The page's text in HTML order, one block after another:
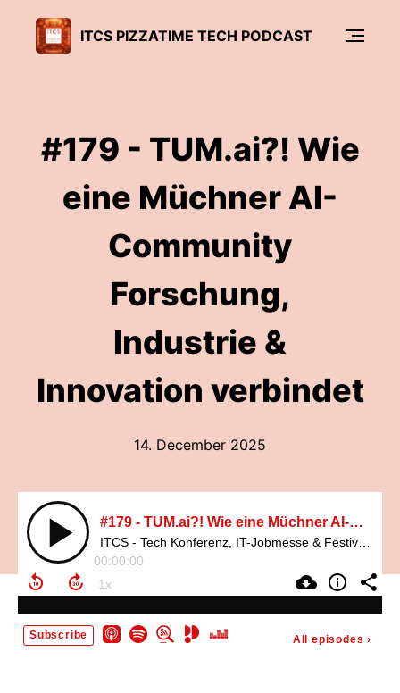
ITCS PIZZATIME TECH PODCAST
#179 - TUM.ai?! Wie
eine Müchner AI-
Community
Forschung,
Industrie &
Innovation verbindet
14. December 2025
#179 - TUM.ai?! Wie eine Müchner AI-Community Forschung, Industrie & Innovation verbindet
00:00:00
Subscribe All episodes ›